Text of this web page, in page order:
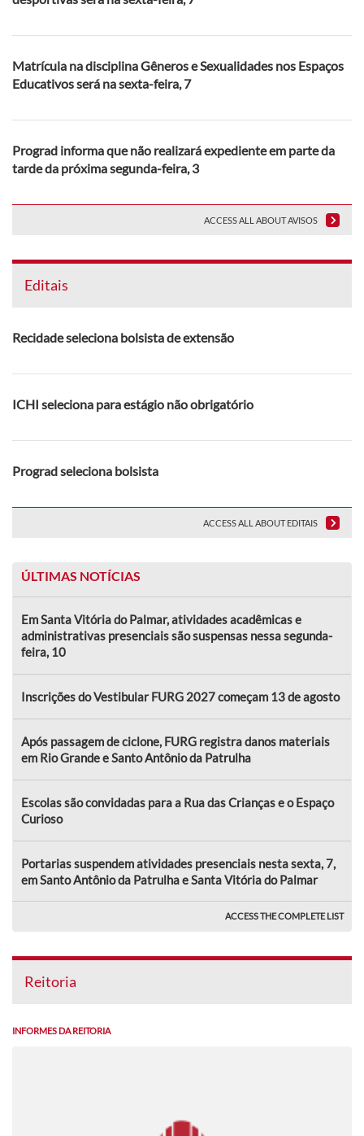
Matrícula na disciplina Gêneros e Sexualidades nos Espaços
Educativos será na sexta-feira, 7
Prograd informa que não realizará expediente em parte da
tarde da próxima segunda-feira, 3
ACCESS ALL ABOUT AVISOS
Editais
Recidade seleciona bolsista de extensão
ICHI seleciona para estágio não obrigatório
Prograd seleciona bolsista
ACCESS ALL ABOUT EDITAIS
ÚLTIMAS NOTÍCIAS
Em Santa Vitória do Palmar, atividades acadêmicas e
administrativas presenciais são suspensas nessa segunda-
feira, 10
Inscrições do Vestibular FURG 2027 começam 13 de agosto
Após passagem de ciclone, FURG registra danos materiais
em Rio Grande e Santo Antônio da Patrulha
Escolas são convidadas para a Rua das Crianças e o Espaço
Curioso
Portarias suspendem atividades presenciais nesta sexta, 7,
em Santo Antônio da Patrulha e Santa Vitória do Palmar
ACCESS THE COMPLETE LIST
Reitoria
INFORMES DA REITORIA